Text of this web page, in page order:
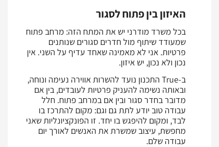
האיזון בין פתוח לסגור
בכל משרד מודרני יש את המתח הזה: מרחב פתוח
שמעודד שיתוף מול חדרים סגורים שנותנים
פרטיות. אני לא מאמינה שאחד עדיף על השני. אין
נכון ולא נכון, יש איזון.
ב-True התכנון נועד להשרות אווירה נעימה ונוחה,
ובאותה נשימה להעניק פרטיות לעובדים, בין אם
מדובר בחדר סגור ובין אם במרחב פתוח. חלל
עבודה טוב יודע לתת גם וגם: מקום להתרכז בו
לבד, ומקום להיפגש בו יחד. זו הפונקציונליות שאני
מחפשת, עיצוב שמשרת את האנשים לאורך יום
עבודה שלם.